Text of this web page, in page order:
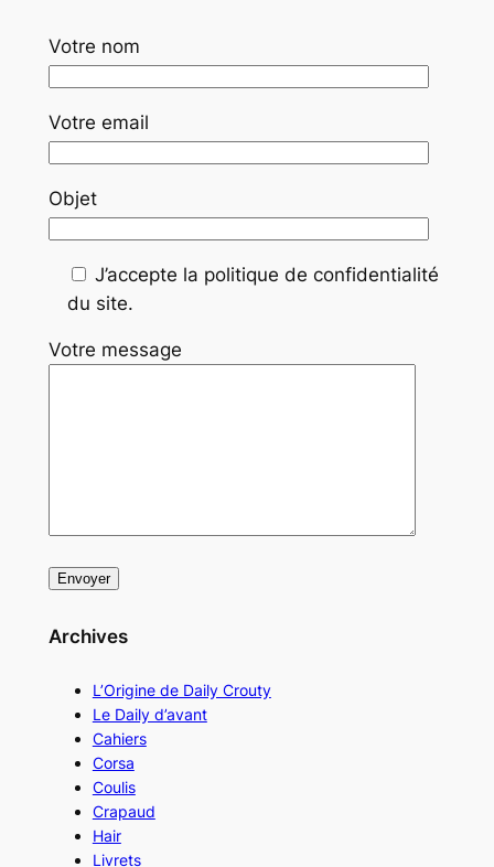
Votre nom
Votre email
Objet
J’accepte la politique de confidentialité
du site.
Votre message
Archives
L’Origine de Daily Crouty
Le Daily d’avant
Cahiers
Corsa
Coulis
Crapaud
Hair
Livrets